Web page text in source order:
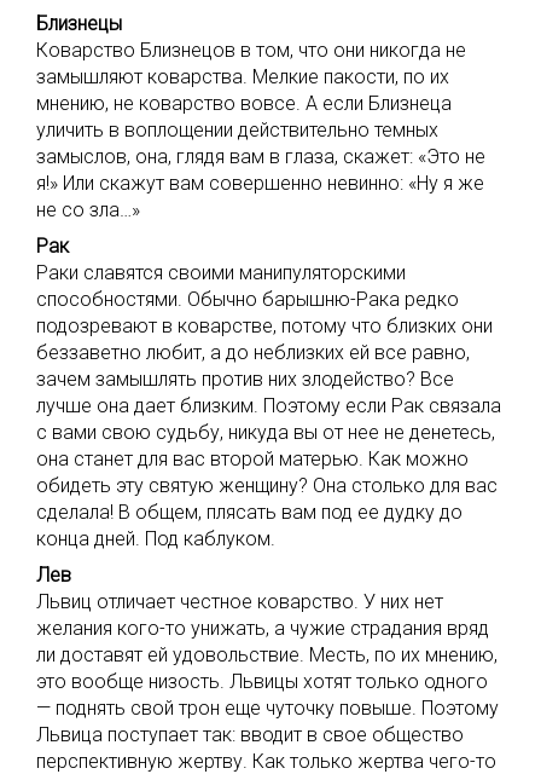
Близнецы
Коварство Близнецов в том, что они никогда не
замышляют коварства. Мелкие пакости, по их
мнению, не коварство вовсе. А если Близнеца
уличить в воплощении действительно темных
замыслов, она, глядя вам в глаза, скажет: «Это не
я!» Или скажут вам совершенно невинно: «Ну я же
не со зла…»
Рак
Раки славятся своими манипуляторскими
способностями. Обычно барышню-Рака редко
подозревают в коварстве, потому что близких они
беззаветно любит, а до неблизких ей все равно,
зачем замышлять против них злодейство? Все
лучше она дает близким. Поэтому если Рак связала
с вами свою судьбу, никуда вы от нее не денетесь,
она станет для вас второй матерью. Как можно
обидеть эту святую женщину? Она столько для вас
сделала! В общем, плясать вам под ее дудку до
конца дней. Под каблуком.
Лев
Львиц отличает честное коварство. У них нет
желания кого-то унижать, а чужие страдания вряд
ли доставят ей удовольствие. Месть, по их мнению,
это вообще низость. Львицы хотят только одного
— поднять свой трон еще чуточку повыше. Поэтому
Львица поступает так: вводит в свое общество
перспективную жертву. Как только жертва чего-то